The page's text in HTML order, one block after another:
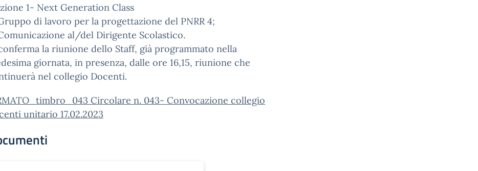
1- Next Generation Class
di lavoro per la progettazione del PNRR 4;
al/del Dirigente Scolastico.
la riunione dello Staff, già programmato nella
giornata, in presenza, dalle ore 16,15, riunione che
nel collegio Docenti.
Circolare n. 043- Convocazione collegio
unitario 17.02.2023